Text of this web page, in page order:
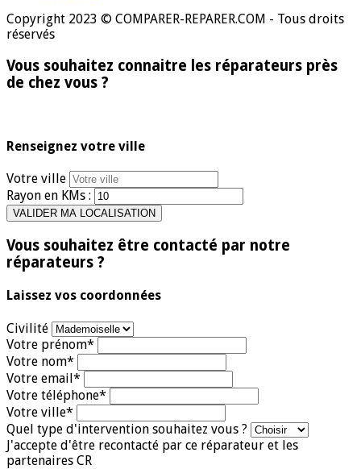
Copyright 2023 © COMPARER-REPARER.COM - Tous droits
réservés
Vous souhaitez connaitre les réparateurs près
de chez vous ?
Renseignez votre ville
Votre ville
Rayon en KMs :
Vous souhaitez être contacté par notre
réparateurs ?
Laissez vos coordonnées
Civilité
Votre prénom*
Votre nom*
Votre email*
Votre téléphone*
Votre ville*
Quel type d'intervention souhaitez vous ?
J'accepte d'être recontacté par ce réparateur et les
partenaires CR